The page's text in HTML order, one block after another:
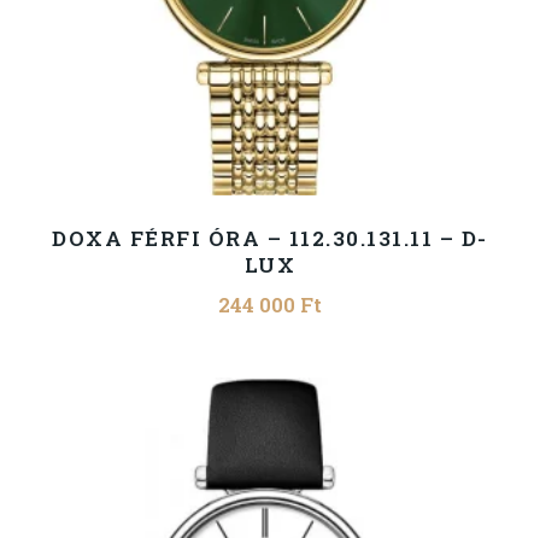
DOXA FÉRFI ÓRA – 112.30.131.11 – D-
LUX
244 000 Ft